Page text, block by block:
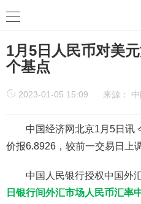
1月5日人民币对美
个基点
2023-01-05 15:09 来源：
中国经济网北京1月5日讯
价报6.8926，较前一交易日上
中国人民银行授权中国外
日银行间外汇市场人民币汇率